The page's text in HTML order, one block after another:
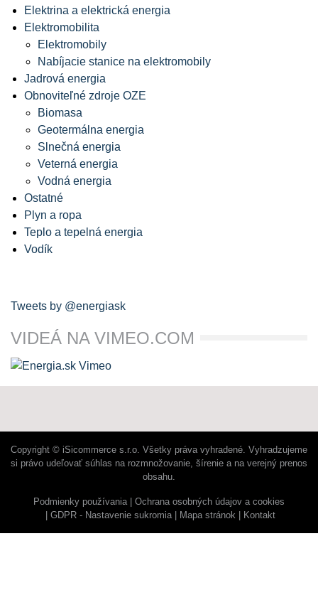
Elektrina a elektrická energia
Elektromobilita
Elektromobily
Nabíjacie stanice na elektromobily
Jadrová energia
Obnoviteľné zdroje OZE
Biomasa
Geotermálna energia
Slnečná energia
Veterná energia
Vodná energia
Ostatné
Plyn a ropa
Teplo a tepelná energia
Vodík
Tweets by @energiask
VIDEÁ NA VIMEO.COM
Copyright © iSicommerce s.r.o. Všetky práva vyhradené. Vyhradzujeme
si právo udeľovať súhlas na rozmnožovanie, šírenie a na verejný prenos
obsahu.
Podmienky používania
Ochrana osobných údajov a cookies
GDPR - Nastavenie sukromia
Mapa stránok Kontakt